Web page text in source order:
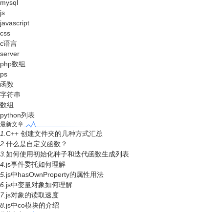
mysql
js
javascript
css
c语言
server
php数组
ps
函数
字符串
数组
python列表
最新文章
1. C++ 创建文件夹的几种方式汇总
2. 什么是自定义函数？
3. 如何使用初始化种子和迭代函数生成列表
4. js事件委托如何理解
5. js中hasOwnProperty的属性用法
6. js中变量对象如何理解
7. js对象的读取速度
8. js中co模块的介绍